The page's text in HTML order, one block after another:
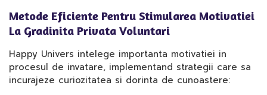
Metode Eficiente Pentru Stimularea Motivatiei
La Gradinita Privata Voluntari
Happy Univers intelege importanta motivatiei in
procesul de invatare, implementand strategii care sa
incurajeze curiozitatea si dorinta de cunoastere: